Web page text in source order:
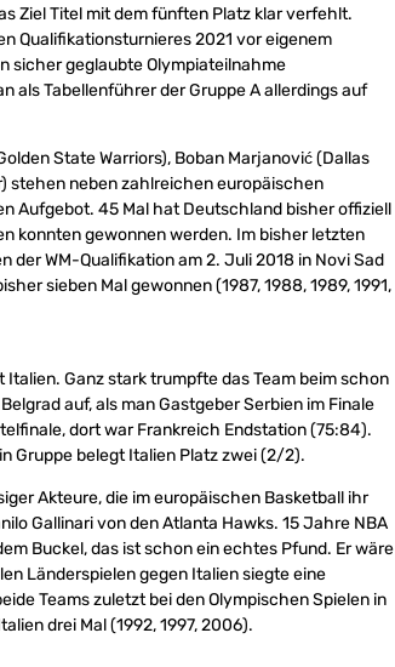
Ziel Titel mit dem fünften Platz klar verfehlt.
Qualifikationsturnieres 2021 vor eigenem
sicher geglaubte Olympiateilnahme
als Tabellenführer der Gruppe A allerdings auf
State Warriors), Boban Marjanović (Dallas
stehen neben zahlreichen europäischen
Aufgebot. 45 Mal hat Deutschland bisher offiziell
konnten gewonnen werden. Im bisher letzten
WM-Qualifikation am 2. Juli 2018 in Novi Sad
sieben Mal gewonnen (1987, 1988, 1989, 1991,
Ganz stark trumpfte das Team beim schon
auf, als man Gastgeber Serbien im Finale
dort war Frankreich Endstation (75:84).
Gruppe belegt Italien Platz zwei (2/2).
Akteure, die im europäischen Basketball ihr
Gallinari von den Atlanta Hawks. 15 Jahre NBA
Buckel, das ist schon ein echtes Pfund. Er wäre
Länderspielen gegen Italien siegte eine
Teams zuletzt bei den Olympischen Spielen in
drei Mal (1992, 1997, 2006).